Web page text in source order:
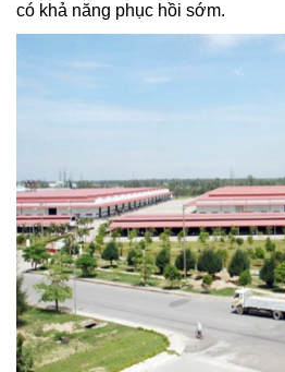
có khả năng phục hồi sớm.